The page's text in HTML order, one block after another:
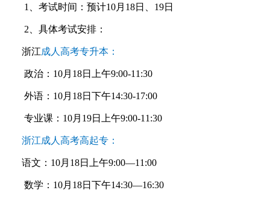
1、考试时间：预计10月18日、19日
2、具体考试安排：
浙江成人高考专升本：
政治：10月18日上午9:00-11:30
外语：10月18日下午14:30-17:00
专业课：10月19日上午9:00-11:30
浙江成人高考高起专：
语文：10月18日上午9:00—11:00
数学：10月18日下午14:30—16:30